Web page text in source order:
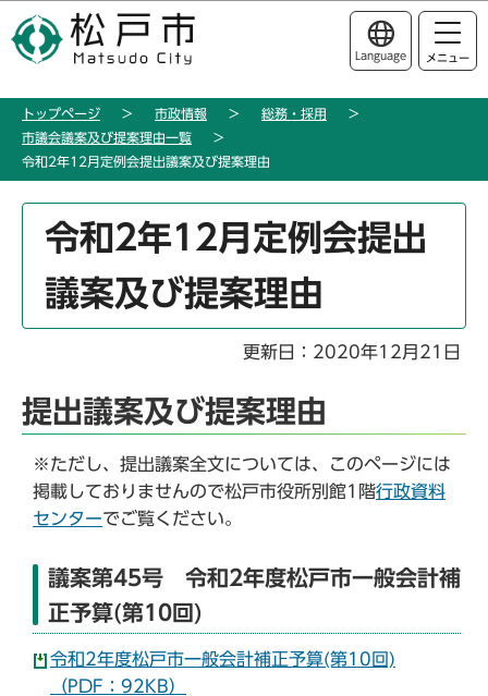
の
ー
このページの本文へ移動
Language メニュー
トップページ 市政情報
総務・採用
市議会議案及び提案理由一覧
令和2年12月定例会提出議案及び提案理由
か
令和2年12月定例会提出
議案及び提案理由
更新日：2020年12月21日
提出議案及び提案理由
※ただし、提出議案全文については、このページには
掲載しておりませんので松戸市役所別館1階行政資料
センターでご覧ください。
議案第45号 令和2年度松戸市一般会計補
正予算(第10回)
令和2年度松戸市一般会計補正予算(第10回)
（PDF：92KB）